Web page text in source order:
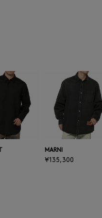
MARNI
¥135,300